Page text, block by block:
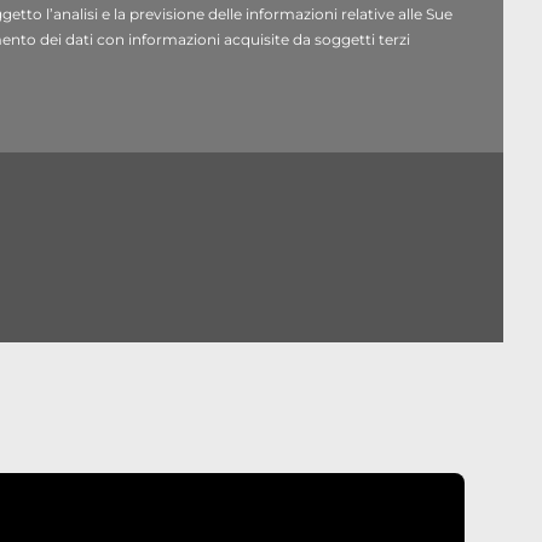
rispondere.
l’analisi e la previsione delle informazioni relative alle Sue
dei dati con informazioni acquisite da soggetti terzi